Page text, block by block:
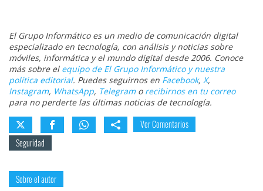
El Grupo Informático es un medio de comunicación digital
especializado en tecnología, con análisis y noticias sobre
móviles, informática y el mundo digital desde 2006. Conoce
más sobre el equipo de El Grupo Informático y nuestra
política editorial. Puedes seguirnos en Facebook, X,
Instagram, WhatsApp, Telegramo recibirnos en tu correo
para no perderte las últimas noticias de tecnología.
Ver Comentarios
Seguridad
Sobre el autor